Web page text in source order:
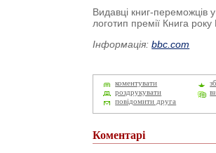
Видавці книг-переможців
логотип премії Книга
Інформація:bbc.com
коментувати
роздрукувати
повідомити друга
Коментарі